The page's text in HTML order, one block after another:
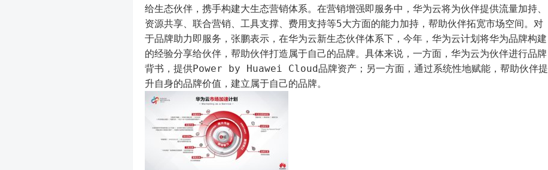
给生态伙伴，携手构建大生态营销体系。在营销增强即服务中，华为云将为伙伴提供流量加持、
资源共享、联合营销、工具支撑、费用支持等5大方面的能力加持，帮助伙伴拓宽市场空间。对
于品牌助力即服务，张鹏表示，在华为云新生态伙伴体系下，今年，华为云计划将华为品牌构建
的经验分享给伙伴，帮助伙伴打造属于自己的品牌。具体来说，一方面，华为云为伙伴进行品牌
背书，提供Power by Huawei Cloud品牌资产；另一方面，通过系统性地赋能，帮助伙伴提
升自身的品牌价值，建立属于自己的品牌。